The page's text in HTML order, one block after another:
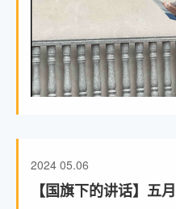
2024 05.06
【国旗下的讲话】五